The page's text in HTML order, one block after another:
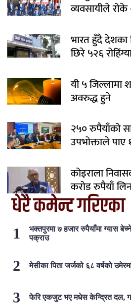
व्यवसायीले
भारत हुँदै देशका
छिरे ५२६
यी ५ जिल्लामा
अवरुद्ध हुने
२५० रुपैयाँको
उपभोक्ताले
कोइराला
करोड रुपैयाँ
धेरै कमेन्ट गरिएका
भक्तपुरमा ७ हजार रुपैयाँमा ग्यास
पक्राउ
मेसीका पिता जर्जको ६८ वर्षको
फेरि एकजुट भए मधेस केन्द्रित दल, गरे